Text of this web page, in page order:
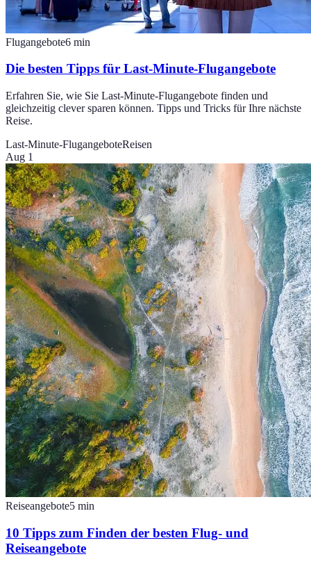
Flugangebote6 min
Die besten Tipps für Last-Minute-Flugangebote
Erfahren Sie, wie Sie Last-Minute-Flugangebote finden und
gleichzeitig clever sparen können. Tipps und Tricks für Ihre nächste
Reise.
Last-Minute-FlugangeboteReisen
Aug 1
Reiseangebote5 min
10 Tipps zum Finden der besten Flug- und
Reiseangebote